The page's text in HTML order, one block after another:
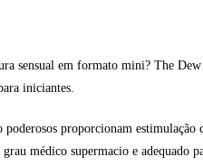
sensual em formato mini? The
iniciantes.
poderosos proporcionam estimulação
médico supermacio e adequado